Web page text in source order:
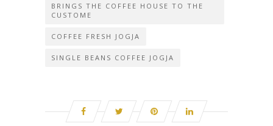
BRINGS THE COFFEE HOUSE TO THE
CUSTOME
COFFEE FRESH JOGJA
SINGLE BEANS COFFEE JOGJA